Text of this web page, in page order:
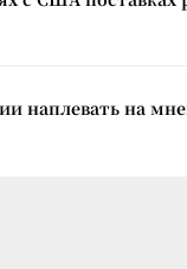
наплевать на